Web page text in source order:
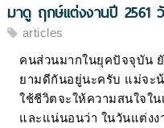
มาดู ฤกษ์แต่งงานปี 2561
articles
คนส่วนมากในยุคปัจจุบัน ยั
ยามดีกันอยู่นะครับ แม่จะ
ใช้ชีวิตจะให้ความสนใจใ
และแน่นอนว่า ในวันแต่ง